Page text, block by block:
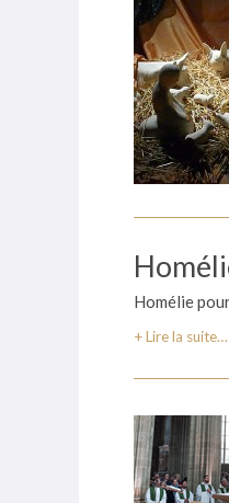
Homélie
Lire la suite…